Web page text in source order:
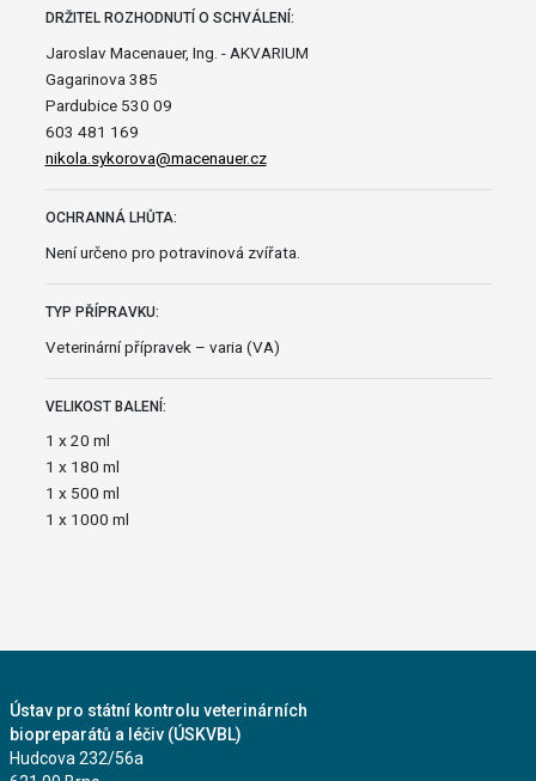
DRŽITEL ROZHODNUTÍ O SCHVÁLENÍ:
Jaroslav Macenauer, Ing. - AKVARIUM
Gagarinova 385
Pardubice 530 09
603 481 169
nikola.sykorova@macenauer.cz
OCHRANNÁ LHŮTA:
Není určeno pro potravinová zvířata.
TYP PŘÍPRAVKU:
Veterinární přípravek – varia (VA)
VELIKOST BALENÍ:
1 x 20 ml
1 x 180 ml
1 x 500 ml
1 x 1000 ml
Ústav pro státní kontrolu veterinárních
biopreparátů a léčiv (ÚSKVBL)
Hudcova 232/56a